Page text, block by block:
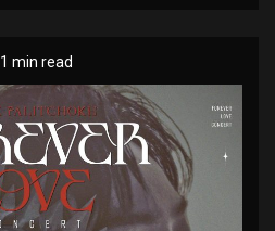
1 min read